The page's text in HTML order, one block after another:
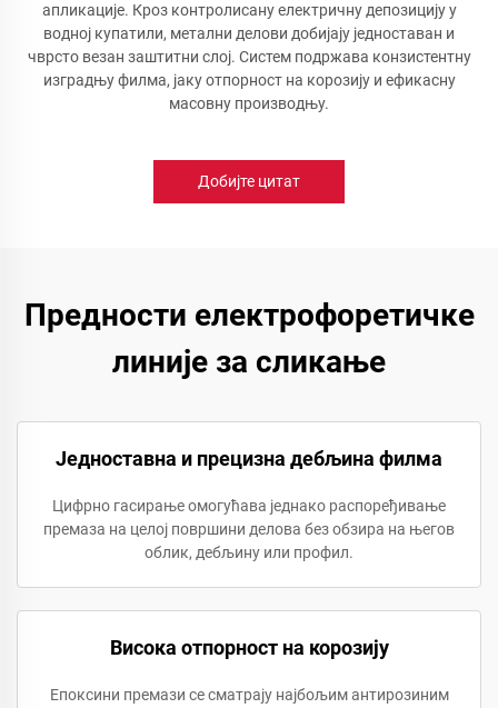
апликације. Кроз контролисану електричну депозицију у
водној купатили, метални делови добијају једноставан и
чврсто везан заштитни слој. Систем подржава конзистентну
изградњу филма, јаку отпорност на корозију и ефикасну
масовну производњу.
Добијте цитат
Предности електрофоретичке
линије за сликање
Једноставна и прецизна дебљина филма
Цифрно гасирање омогућава једнако распоређивање
премаза на целој површини делова без обзира на његов
облик, дебљину или профил.
Висока отпорност на корозију
Епоксини премази се сматрају најбољим антирозиним